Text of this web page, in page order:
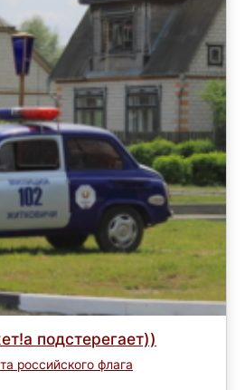
подстерегает))
российского флага